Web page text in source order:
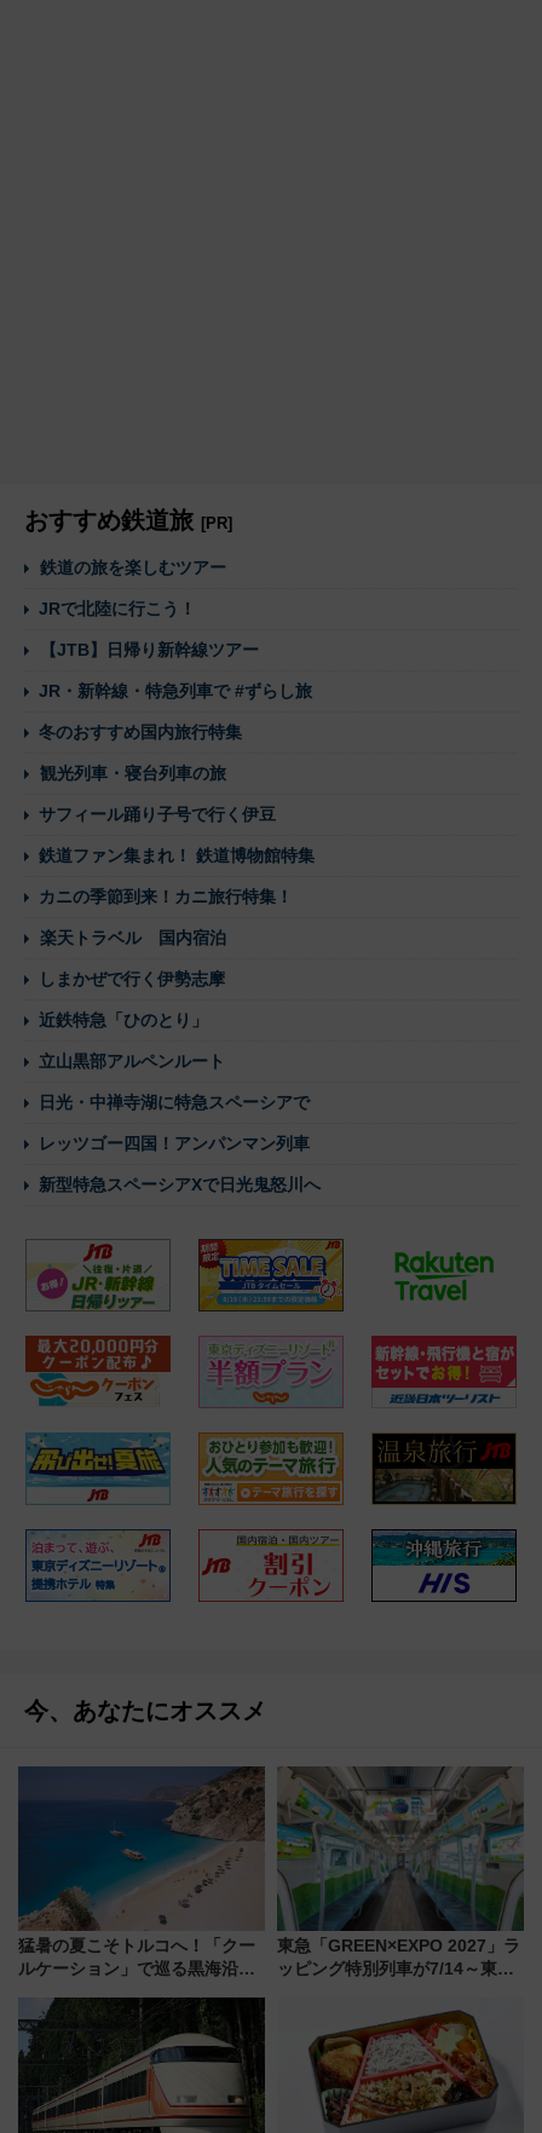
おすすめ鉄道旅 [PR]
鉄道の旅を楽しむツアー
JRで北陸に行こう！
【JTB】日帰り新幹線ツアー
JR・新幹線・特急列車で #ずらし旅
冬のおすすめ国内旅行特集
観光列車・寝台列車の旅
サフィール踊り子号で行く伊豆
鉄道ファン集まれ！ 鉄道博物館特集
カニの季節到来！カニ旅行特集！
楽天トラベル 国内宿泊
しまかぜで行く伊勢志摩
近鉄特急「ひのとり」
立山黒部アルペンルート
日光・中禅寺湖に特急スペーシアで
レッツゴー四国！アンパンマン列車
新型特急スペーシアXで日光鬼怒川へ
今、あなたにオススメ
猛暑の夏こそトルコへ！「クー
ルケーション」で巡る黒海沿岸
連検索数が前年比237％増、ナ
ショジオも認める『2026年に訪
れるべき世界の旅先』
東急「GREEN×EXPO 2027」ラ
ッピング特別列車が7/14～東
ー！ 注目の編成やデザインまと